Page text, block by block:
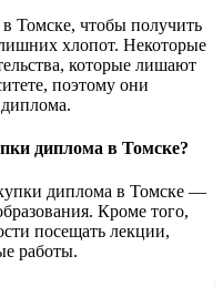
Томске, чтобы получить
хлопот. Некоторые
которые лишают
поэтому они
диплома в Томске?
диплома в Томске —
Кроме того,
посещать лекции,
работы.